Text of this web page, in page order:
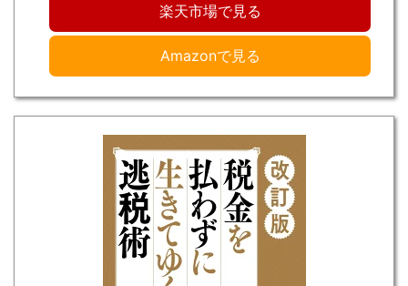
楽天市場で見る
Amazonで見る